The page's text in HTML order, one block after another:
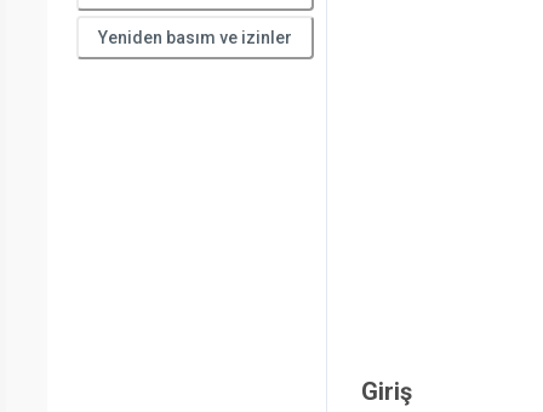
Yeniden basım ve izinler
Giriş